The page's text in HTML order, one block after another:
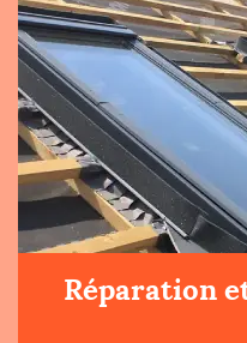
Réparation